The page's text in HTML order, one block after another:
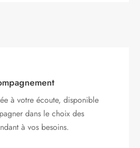
à votre écoute, disponible
dans le choix des
à vos besoins.